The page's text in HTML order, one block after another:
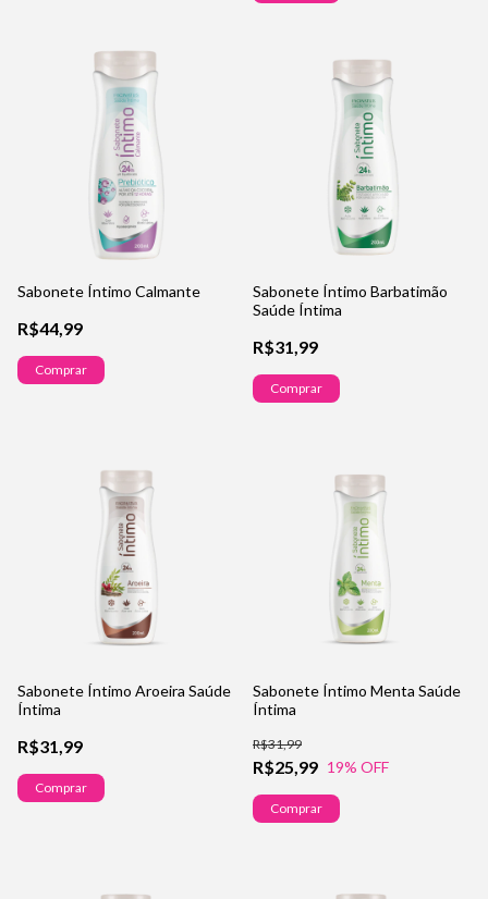
Sabonete Íntimo Calmante
R$44,99
Comprar
Sabonete Íntimo Barbatimão
Saúde Íntima
R$31,99
Comprar
Sabonete Íntimo Aroeira Saúde
Íntima
R$31,99
Comprar
Sabonete Íntimo Menta Saúde
Íntima
R$25,99
R$31,99
19% OFF
Comprar